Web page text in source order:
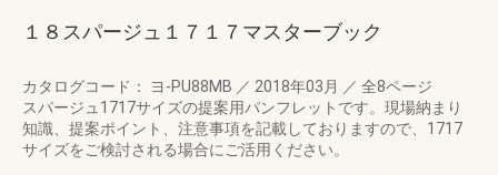
１８スパージュ１７１７マスターブック
カタログコード： ヨ-PU88MB ／ 2018年03月 ／ 全8ページ
スパージュ1717サイズの提案用パンフレットです。現場納まり
知識、提案ポイント、注意事項を記載しておりますので、1717
サイズをご検討される場合にご活用ください。